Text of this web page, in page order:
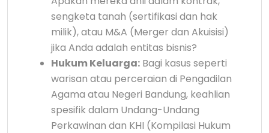
sengketa tanah (sertifikasi dan hak
milik), atau M&A (Merger dan Akuisisi)
jika Anda adalah entitas bisnis?
Hukum Keluarga: Bagi kasus seperti
warisan atau perceraian di Pengadilan
Agama atau Negeri Bandung, keahlian
spesifik dalam Undang-Undang
Perkawinan dan KHI (Kompilasi Hukum